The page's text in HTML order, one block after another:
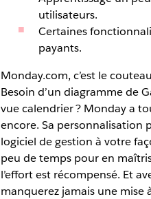
utilisateurs.
Certaines
payants.
Monday.com, c’est le
Besoin d’un diagramme de
vue calendrier ? Monday a
encore. Sa personnalisation
logiciel de gestion à votre
peu de temps pour en
l’effort est récompensé. Et
manquerez jamais une mise